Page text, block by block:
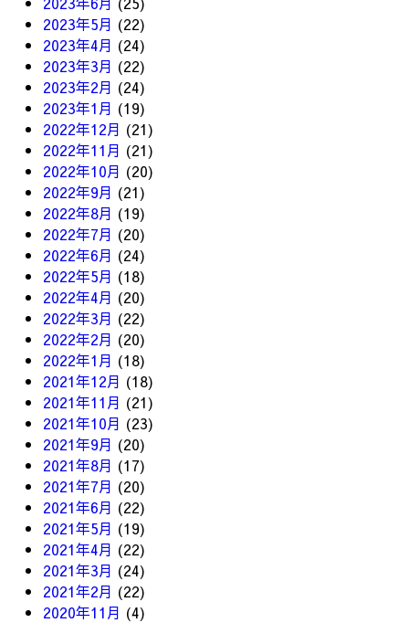
2023年5月 (22)
2023年4月 (24)
2023年3月 (22)
2023年2月 (24)
2023年1月 (19)
2022年12月 (21)
2022年11月 (21)
2022年10月 (20)
2022年9月 (21)
2022年8月 (19)
2022年7月 (20)
2022年6月 (24)
2022年5月 (18)
2022年4月 (20)
2022年3月 (22)
2022年2月 (20)
2022年1月 (18)
2021年12月 (18)
2021年11月 (21)
2021年10月 (23)
2021年9月 (20)
2021年8月 (17)
2021年7月 (20)
2021年6月 (22)
2021年5月 (19)
2021年4月 (22)
2021年3月 (24)
2021年2月 (22)
2020年11月 (4)